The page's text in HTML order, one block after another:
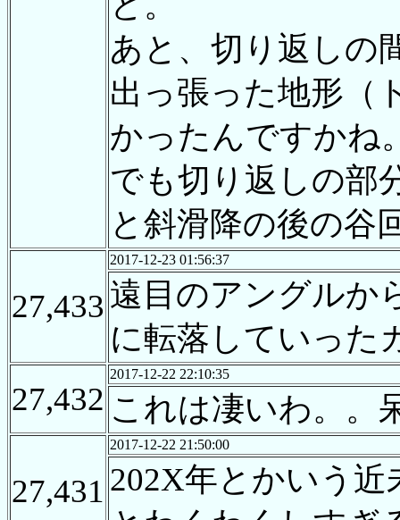
あと、切り返しの
出っ張った地形（
かったんですかね
でも切り返しの部
と斜滑降の後の谷
27,433
2017-12-23 01:56:37
遠目のアングルか
に転落していった
27,432
2017-12-22 22:10:35
これは凄いわ。。
27,431
2017-12-22 21:50:00
202X年とかいう